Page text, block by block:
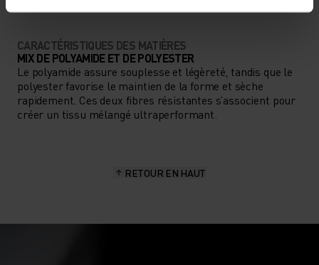
CARACTÉRISTIQUES DES MATIÈRES
MIX DE POLYAMIDE ET DE POLYESTER
Le polyamide assure souplesse et légèreté, tandis que le
polyester favorise le maintien de la forme et sèche
rapidement. Ces deux fibres résistantes s’associent pour
créer un tissu mélangé ultraperformant.
RETOUR EN HAUT